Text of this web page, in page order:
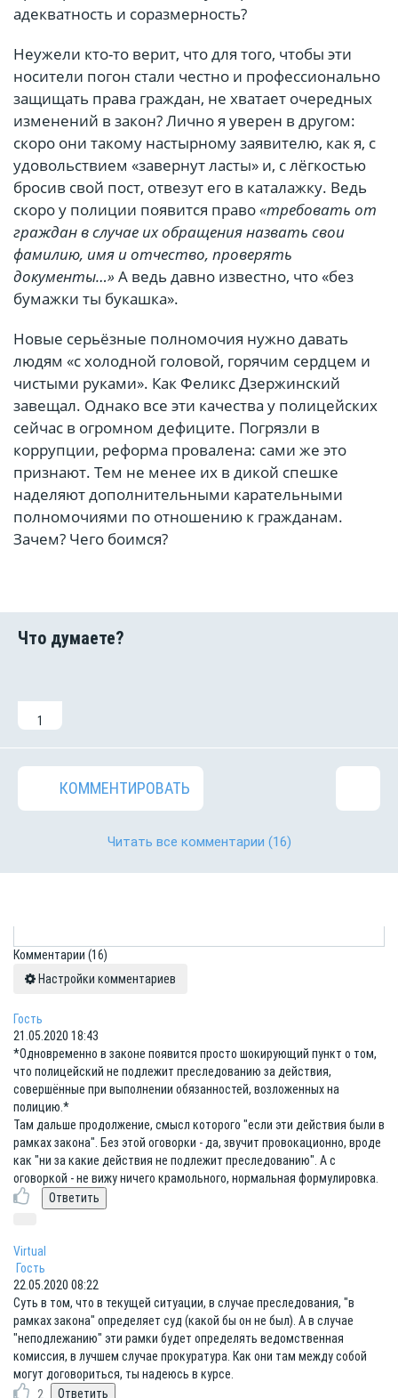
адекватность и соразмерность?
Неужели кто-то верит, что для того, чтобы эти
носители погон стали честно и профессионально
защищать права граждан, не хватает очередных
изменений в закон? Лично я уверен в другом:
скоро они такому настырному заявителю, как я, с
удовольствием «завернут ласты» и, с лёгкостью
бросив свой пост, отвезут его в каталажку. Ведь
скоро у полиции появится право«требовать от
граждан в случае их обращения назвать свои
фамилию, имя и отчество, проверять
документы…»А ведь давно известно, что «без
бумажки ты букашка».
Новые серьёзные полномочия нужно давать
людям «с холодной головой, горячим сердцем и
чистыми руками». Как Феликс Дзержинский
завещал. Однако все эти качества у полицейских
сейчас в огромном дефиците. Погрязли в
коррупции, реформа провалена: сами же это
признают. Тем не менее их в дикой спешке
наделяют дополнительными карательными
полномочиями по отношению к гражданам.
Зачем? Чего боимся?
1
КОММЕНТИРОВАТЬ
Читать все комментарии (16)
Комментарии (16)
Настройки комментариев
Гость
21.05.2020 18:43
*Одновременно в законе появится просто шокирующий пункт о том,
что полицейский не подлежит преследованию за действия,
совершённые при выполнении обязанностей, возложенных на
полицию.*
Там дальше продолжение, смысл которого "если эти действия были в
рамках закона". Без этой оговорки - да, звучит провокационно, вроде
как "ни за какие действия не подлежит преследованию". А с
оговоркой - не вижу ничего крамольного, нормальная формулировка.
Virtual
Гость
22.05.2020 08:22
Суть в том, что в текущей ситуации, в случае преследования, "в
рамках закона" определяет суд (какой бы он не был). А в случае
"неподлежанию" эти рамки будет определять ведомственная
комиссия, в лучшем случае прокуратура. Как они там между собой
могут договориться, ты надеюсь в курсе.
2